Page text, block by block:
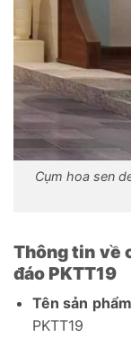
Cụm hoa sen
Thông tin về
đáo PKTT19
Tên sản
PKTT19